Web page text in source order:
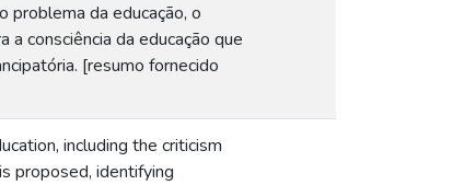
problema da educação, o
consciência da educação que
[resumo fornecido
including the criticism
proposed, identifying